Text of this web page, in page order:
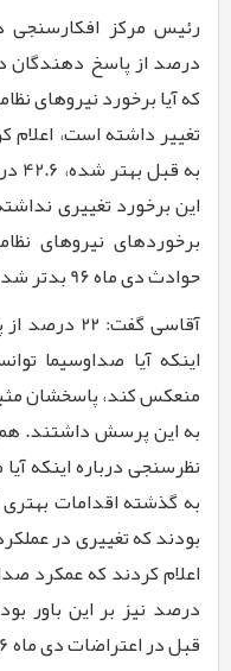
رئیس مرکز افکارسنجی
درصد از پاسخ
که آیا برخورد نیروهای
تغییر داشته است، اعلام
به قبل بهتر شده، 42.6
این برخورد تغییری
برخوردهای نیروهای
حوادث دی ماه9۶بدتر
آقاسی گفت: 22 درصد از
اینکه آیا صداوسیما
منعکس کند، پاسخشان
به این پرسش داشتند.
نظرسنجی درباره اینکه
به گذشته اقدامات بهتری
بودند که تغییری در
اعلام کردند که عمکرد
درصد نیز بر این باور
قبل در اعتراضات دی ماه